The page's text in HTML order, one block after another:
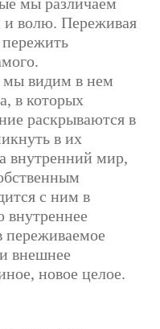
мы различаем
и волю. Переживая
видим в нем
в которых
раскрываются в
в их
внутренний мир,
с ним в
внутреннее
переживаемое
внешнее
новое целое.